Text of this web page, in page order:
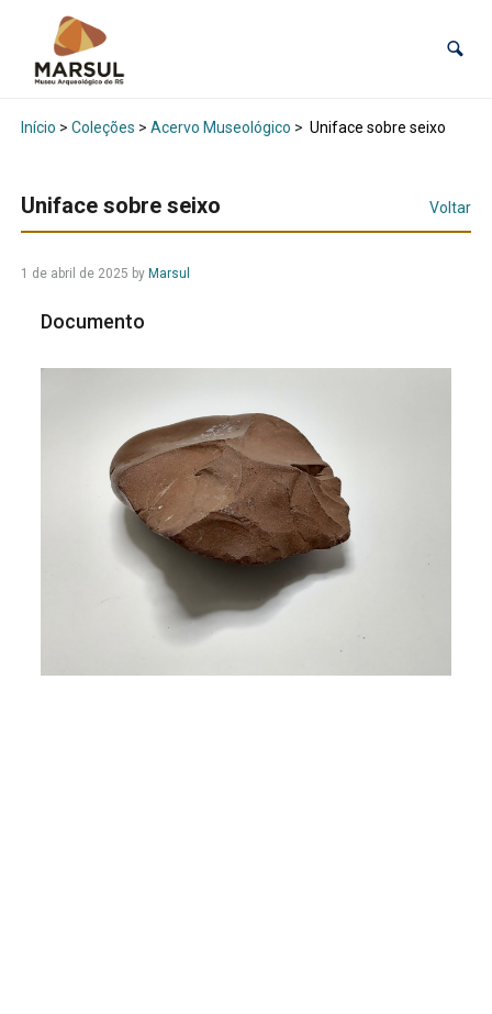
Início > Coleções > Acervo Museológico > Uniface sobre seixo
Uniface sobre seixo Voltar
1 de abril de 2025 by Marsul
Documento